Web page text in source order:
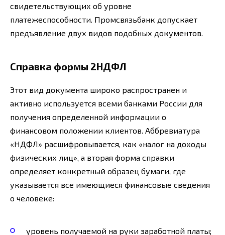
свидетельствующих об уровне
платежеспособности. Промсвязьбанк допускает
предъявление двух видов подобных документов.
Справка формы 2НДФЛ
Этот вид документа широко распространен и
активно используется всеми банками России для
получения определенной информации о
финансовом положении клиентов. Аббревиатура
«НДФЛ» расшифровывается, как «налог на доходы
физических лиц», а вторая форма справки
определяет конкретный образец бумаги, где
указывается все имеющиеся финансовые сведения
о человеке:
уровень получаемой на руки заработной платы;